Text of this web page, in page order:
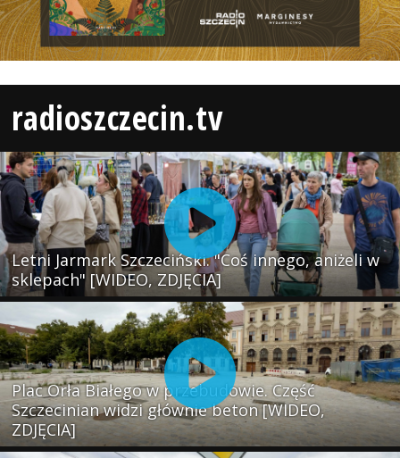
radioszczecin.tv
Letni Jarmark Szczeciński. "Coś innego, aniżeli w
sklepach" [WIDEO, ZDJĘCIA]
Plac Orła Białego w przebudowie. Część
Szczecinian widzi głównie beton [WIDEO,
ZDJĘCIA]